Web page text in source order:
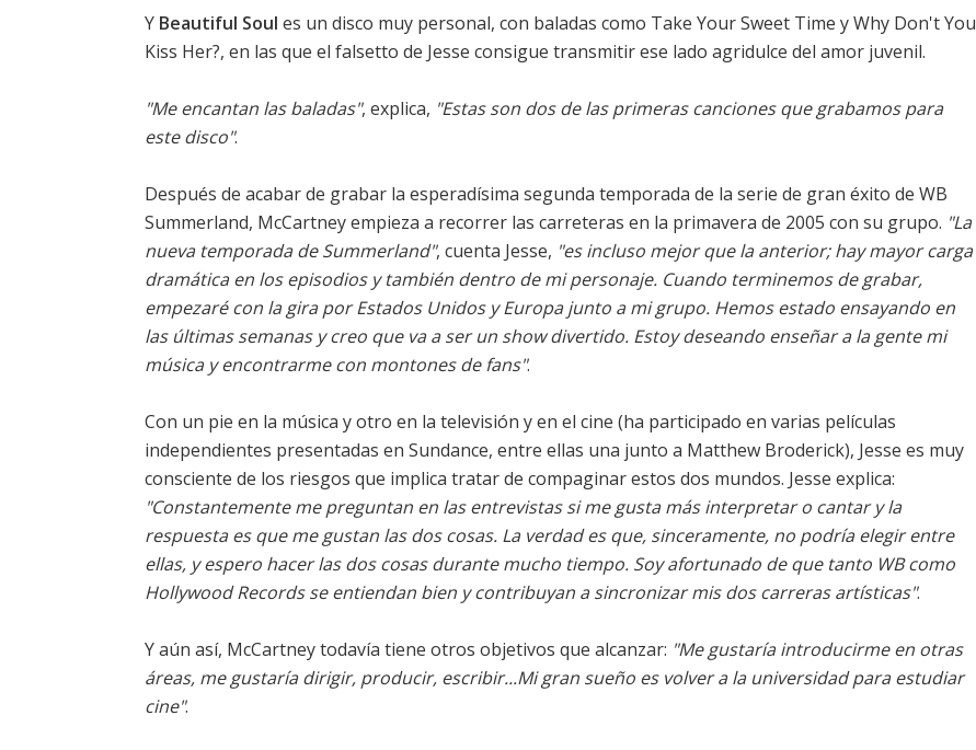
Y Beautiful Soul es un disco muy personal, con baladas como Take Your Sweet Time y Why Don't You
Kiss Her?, en las que el falsetto de Jesse consigue transmitir ese lado agridulce del amor juvenil.
"Me encantan las baladas", explica, "Estas son dos de las primeras canciones que grabamos para
este disco".
Después de acabar de grabar la esperadísima segunda temporada de la serie de gran éxito de WB
Summerland, McCartney empieza a recorrer las carreteras en la primavera de 2005 con su grupo. "La
nueva temporada de Summerland", cuenta Jesse, "es incluso mejor que la anterior; hay mayor carga
dramática en los episodios y también dentro de mi personaje. Cuando terminemos de grabar,
empezaré con la gira por Estados Unidos y Europa junto a mi grupo. Hemos estado ensayando en
las últimas semanas y creo que va a ser un show divertido. Estoy deseando enseñar a la gente mi
música y encontrarme con montones de fans".
Con un pie en la música y otro en la televisión y en el cine (ha participado en varias películas
independientes presentadas en Sundance, entre ellas una junto a Matthew Broderick), Jesse es muy
consciente de los riesgos que implica tratar de compaginar estos dos mundos. Jesse explica:
"Constantemente me preguntan en las entrevistas si me gusta más interpretar o cantar y la
respuesta es que me gustan las dos cosas. La verdad es que, sinceramente, no podría elegir entre
ellas, y espero hacer las dos cosas durante mucho tiempo. Soy afortunado de que tanto WB como
Hollywood Records se entiendan bien y contribuyan a sincronizar mis dos carreras artísticas".
Y aún así, McCartney todavía tiene otros objetivos que alcanzar: "Me gustaría introducirme en otras
áreas, me gustaría dirigir, producir, escribir...Mi gran sueño es volver a la universidad para estudiar
cine".